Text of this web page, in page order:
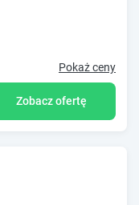
Pokaż ceny
Zobacz ofertę